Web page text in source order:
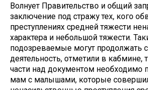
Волнует Правительство и общий
заключение под стражу тех, кого
преступлениях средней тяжести
характера и небольшой тяжести.
подозреваемые могут продолжать
деятельность, отметили в кабмине,
части над документом необходимо
мам с малышами, которые